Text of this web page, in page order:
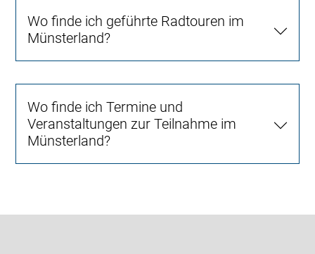
Wo finde ich geführte Radtouren im
Münsterland?
Wo finde ich Termine und
Veranstaltungen zur Teilnahme im
Münsterland?